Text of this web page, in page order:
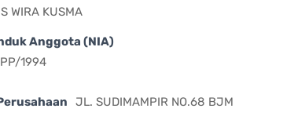
WIRA KUSMA
Anggota (NIA)
1994
JL. SUDIMAMPIR NO.68 BJM